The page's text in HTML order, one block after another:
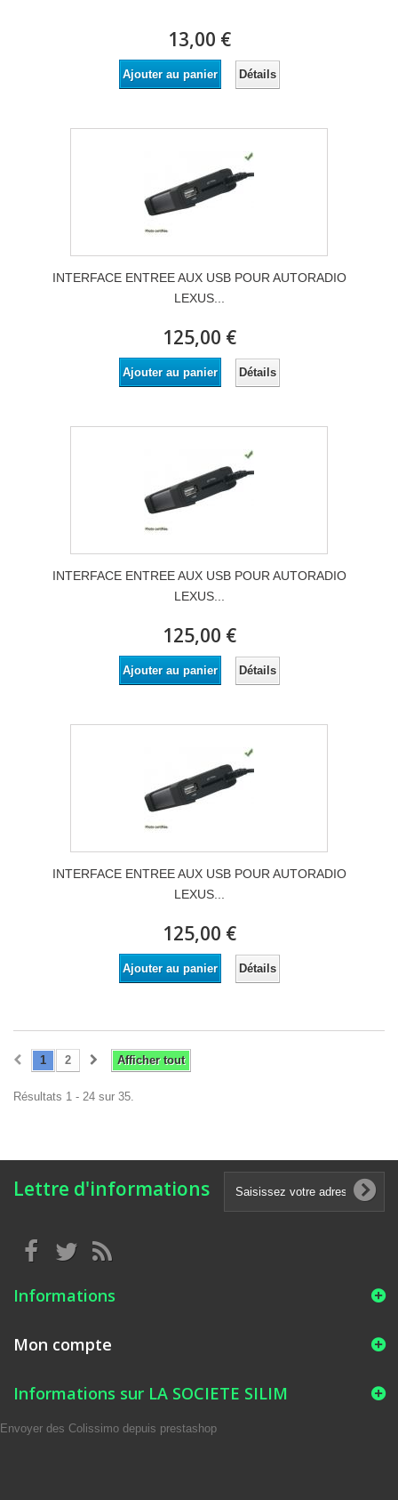
13,00 €
Ajouter au panier Détails
INTERFACE ENTREE AUX USB POUR AUTORADIO
LEXUS...
125,00 €
Ajouter au panier Détails
INTERFACE ENTREE AUX USB POUR AUTORADIO
LEXUS...
125,00 €
Ajouter au panier Détails
INTERFACE ENTREE AUX USB POUR AUTORADIO
LEXUS...
125,00 €
Ajouter au panier Détails
Afficher tout
1 2
Résultats 1 - 24 sur 35.
Lettre d'informations
Informations
Mon compte
Informations sur LA SOCIETE SILIM
Envoyer des Colissimo depuis prestashop